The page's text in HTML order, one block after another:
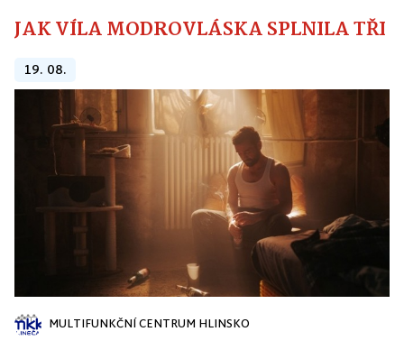
JAK VÍLA MODROVLÁSKA SPLNILA
19. 08.
MULTIFUNKČNÍ CENTRUM HLINSKO